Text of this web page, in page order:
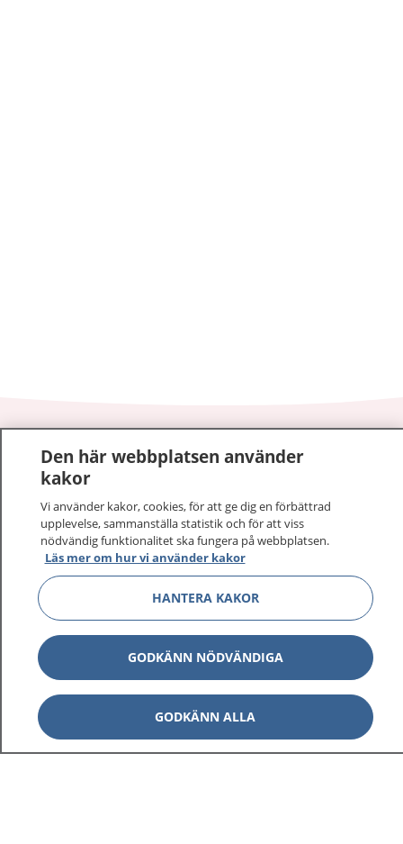
1177 – tryggt om din hälsa och vård
På 1177.se får du råd om hälsa och information om
sjukdomar och vilka mottagningar du kan kontakta.
Logga in för att läsa din journal och göra dina
vårdärenden. Ring telefonnummer 1177 för
sjukvårdsrådgivning dygnet runt.
1177 ger dig råd när du vill må bättre.
1177 på flera språk Visa
Visa
Den här webbplatsen använder
kakor
Vi använder kakor, cookies, för att ge dig en förbättrad
upplevelse, sammanställa statistik och för att viss
nödvändig funktionalitet ska fungera på webbplatsen.
Läs mer om hur vi använder kakor
HANTERA KAKOR
GODKÄNN NÖDVÄNDIGA
GODKÄNN ALLA